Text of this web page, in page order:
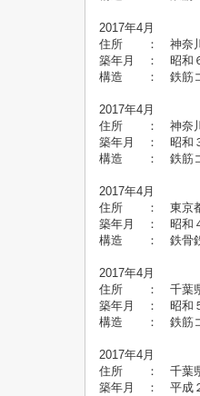
2017年4月
住所 ： 神
築年月
構造 ： 鉄
2017年4月
住所 ： 神奈
築年月
構造 ： 鉄
2017年4月
住所 ： 東
築年月 ：
構造 ： 鉄
2017年4月
住所 ： 千
築年月
構造 ： 鉄
2017年4月
住所 ： 千
築年月